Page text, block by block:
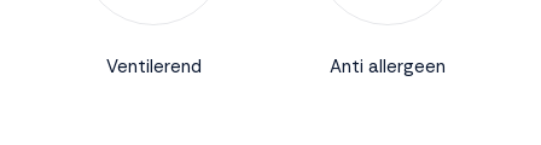
Ventilerend Anti allergeen